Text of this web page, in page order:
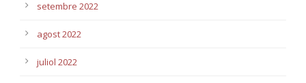
setembre 2022
agost 2022
juliol 2022